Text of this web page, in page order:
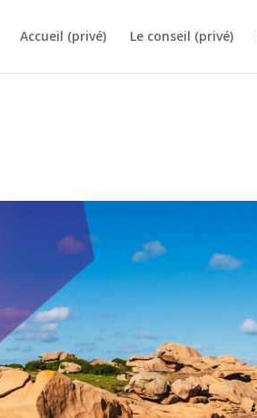
Accueil (privé) Le conseil (privé)